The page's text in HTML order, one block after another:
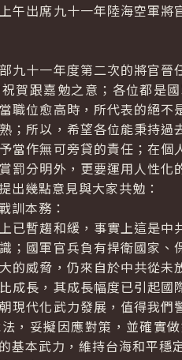
出席九十一年陸海空軍將
九十一年度第二次的將官
賀跟嘉勉之意；各位都是
職位愈高時，所代表的絕
；所以，希望各位能秉持
當作無可旁貸的責任；在
罰分明外，更要運用人性
出幾點意見與大家共勉：
訓本務：
已暫趨和緩，事實上這是
；國軍官兵負有捍衛國家
的威脅，仍來自於中共從
成長，其成長幅度已引起
現代化武力發展，值得我
，妥擬因應對策，並確實
基本武力，維持台海和平穩